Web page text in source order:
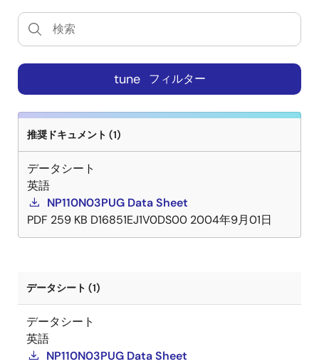
tune フィルター
推奨ドキュメント (1)
データシート
英語
NP110N03PUG Data Sheet
PDF 259 KB D16851EJ1V0DS00 2004年9月01日
データシート (1)
データシート
英語
NP110N03PUG Data Sheet